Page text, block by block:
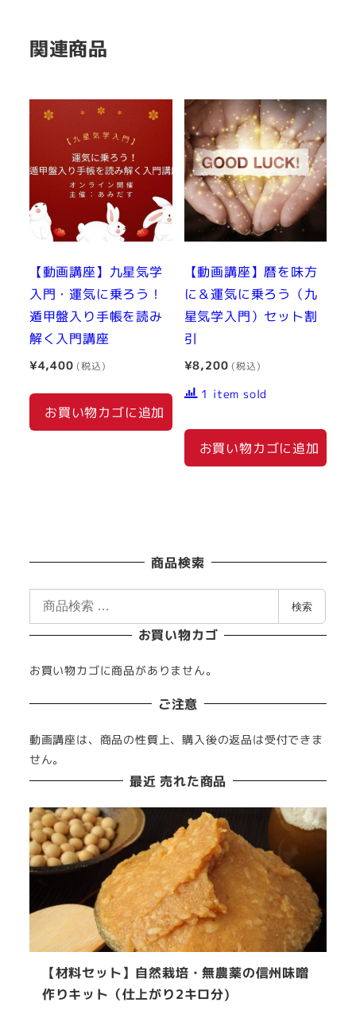
関連商品
【動画講座】九星気学
入門・運気に乗ろう！
遁甲盤入り手帳を読み
解く入門講座
¥4,400
お買い物カゴに追加
【動画講座】暦を味方
に＆運気に乗ろう（九
星気学入門）セット割
引
¥8,200
1 item sold
お買い物カゴに追加
商品検索
対
:
検索
お買い物カゴ
お買い物カゴに商品がありません。
ご注意
動画講座は、商品の性質上、購入後の返品は受付できま
せん。
最近 売れた商品
【材料セット】自然栽培・無農薬の信州味噌
作りキット（仕上がり2キロ分)